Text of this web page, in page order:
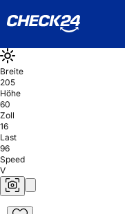
Breite
205
Höhe
60
Zoll
16
Last
96
Speed
V